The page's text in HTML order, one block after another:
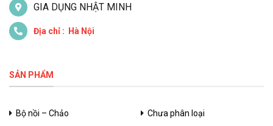
GIA DỤNG NHẬT MINH
Địa chỉ : Hà Nội
SẢN PHẨM
Bộ nồi – Chảo
Chưa phân loại